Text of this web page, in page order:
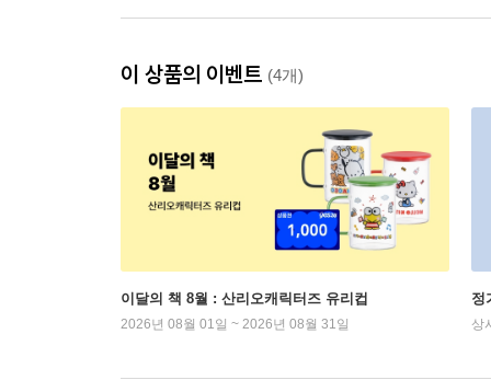
이 상품의 이벤트 (4개)
이달의 책 8월 : 산리오캐릭터즈 유리컵
2026년 08월 01일 ~ 2026년 08월 31일
정
상